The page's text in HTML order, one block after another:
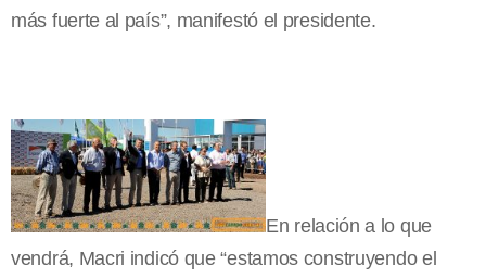
más fuerte al país”, manifestó el presidente.
En relación a lo que
vendrá, Macri indicó que “estamos construyendo el